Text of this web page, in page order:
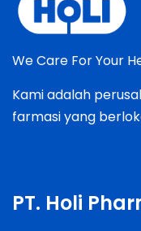
We Care For Your
Kami adalah
farmasi yang
PT. Holi